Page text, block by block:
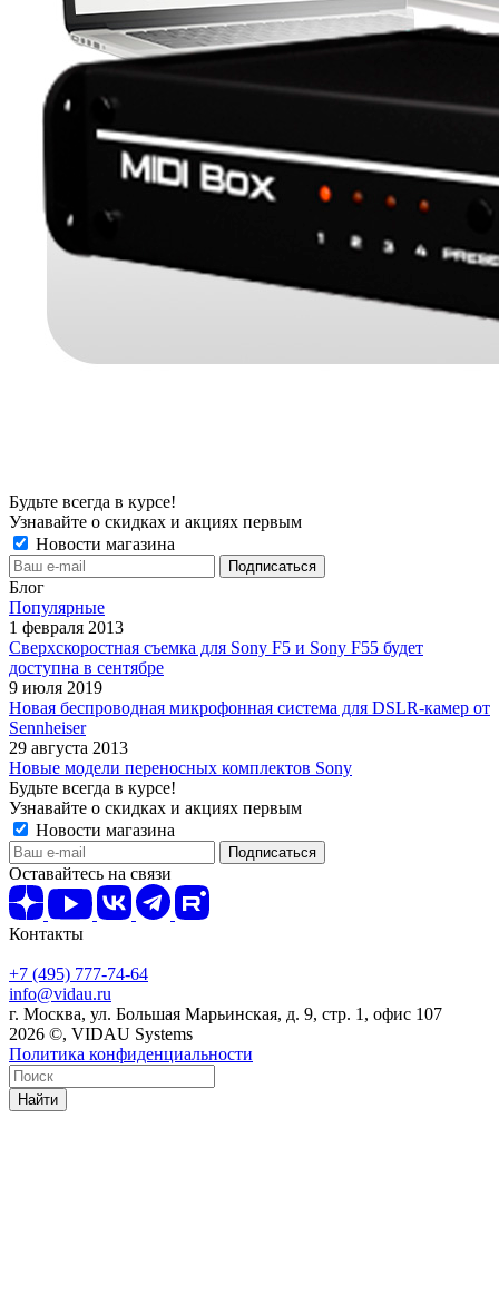
Будьте всегда в курсе!
Узнавайте о скидках и акциях первым
Новости магазина
Блог
Популярные
1 февраля 2013
Сверхскоростная съемка для Sony F5 и Sony F55 будет
доступна в сентябре
9 июля 2019
Новая беспроводная микрофонная система для DSLR-камер от
Sennheiser
29 августа 2013
Новые модели переносных комплектов Sony
Будьте всегда в курсе!
Узнавайте о скидках и акциях первым
Новости магазина
Оставайтесь на связи
Контакты
+7 (495) 777-74-64
info@vidau.ru
г. Москва, ул. Большая Марьинская, д. 9, стр. 1, офис 107
2026 ©, VIDAU Systems
Политика конфиденциальности
Найти